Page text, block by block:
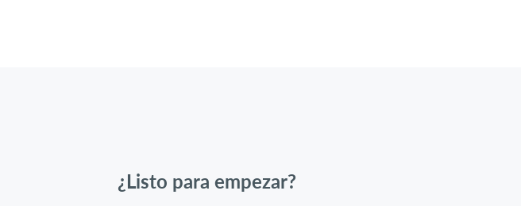
¿Listo para empezar?